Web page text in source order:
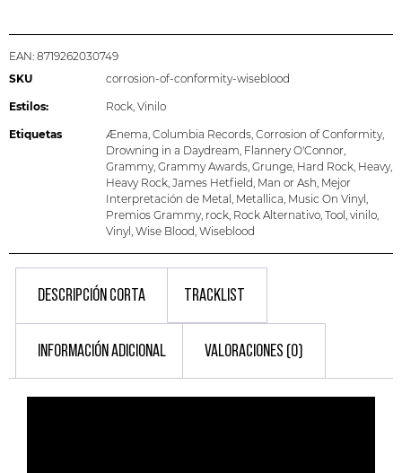
EAN: 8719262030749
SKU
corrosion-of-conformity-wiseblood
Estilos: Rock Vinilo
Etiquetas Ænema Columbia Records Corrosion of Conformity,
Drowning in a Daydream Flannery O'Connor
Grammy, Grammy Awards Grunge Hard Rock Heavy,
Heavy Rock James Hetfield Man or Ash Mejor
Interpretación de Metal
Metallica Music On Vinyl
Premios Grammy, rock Rock Alternativo Tool vinilo
Vinyl Wise Blood Wiseblood
DESCRIPCIÓN CORTA TRACKLIST
INFORMACIÓN ADICIONAL VALORACIONES (0)